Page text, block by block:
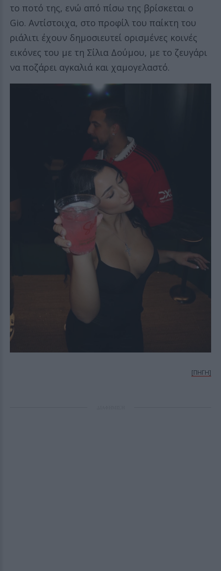
το ποτό της, ενώ από πίσω της βρίσκεται ο
Gio. Αντίστοιχα, στο προφίλ του παίκτη του
ριάλιτι έχουν δημοσιευτεί ορισμένες κοινές
εικόνες του με τη Σίλια Δούμου, με το ζευγάρι
να ποζάρει αγκαλιά και χαμογελαστό.
[ΠΗΓΗ]